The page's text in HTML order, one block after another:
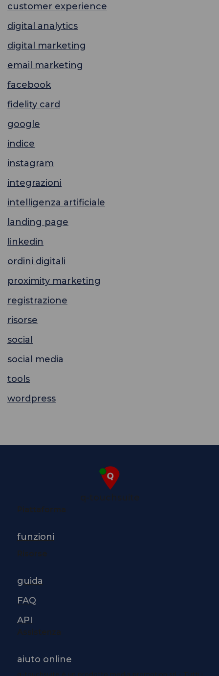
customer experience
digital analytics
digital marketing
email marketing
facebook
fidelity card
google
indice
instagram
integrazioni
intelligenza artificiale
landing page
linkedin
ordini digitali
proximity marketing
registrazione
risorse
social
social media
tools
wordpress
q-touchsuite
Piattaforma
funzioni
Risorse
guida
FAQ
API
Assistenza
aiuto online
q-touchsuite è un prodotto media promotion srl - Tutti i